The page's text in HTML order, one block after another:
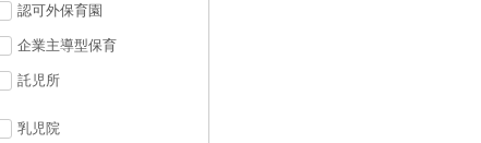
認可外保育園
企業主導型保育
託児所
乳児院